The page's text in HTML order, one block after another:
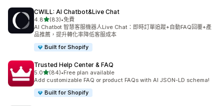
CWILL: AI Chatbot&Live Chat
4.8滿分 5 顆星
(83)
共有 83 則評價
•免費
AI Chatbot 智慧客服機器人Live Chat：即時訂單追蹤+自動FAQ回覆+產
品推薦，提升轉化率降低客服成本
Built for Shopify
Trusted Help Center & FAQ
5.0滿分 5 顆星
(84)
共有 84 則評價
•Free plan available
Add customizable FAQ or product FAQs with AI JSON-LD schema!
Built for Shopify